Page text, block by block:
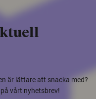
är lättare att snacka med?
vårt nyhetsbrev!